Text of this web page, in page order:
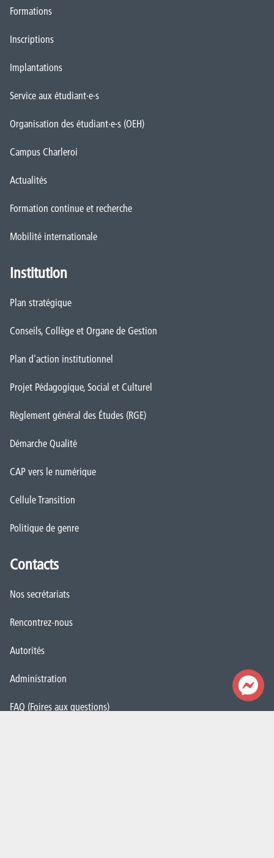
Formations
Inscriptions
Implantations
Service aux étudiant·e·s
Organisation des étudiant·e·s (OEH)
Campus Charleroi
Actualités
Formation continue et recherche
Mobilité internationale
Institution
Plan stratégique
Conseils, Collège et Organe de Gestion
Plan d'action institutionnel
Projet Pédagogique, Social et Culturel
Règlement général des Études (RGE)
Démarche Qualité
CAP vers le numérique
Cellule Transition
Politique de genre
Contacts
Nos secrétariats
Rencontrez-nous
Autorités
Administration
FAQ (Foires aux questions)